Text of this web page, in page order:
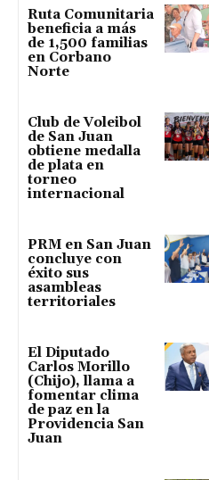
Ruta Comunitaria
beneficia a más
de 1,500 familias
en Corbano
Norte
Club de Voleibol
de San Juan
obtiene medalla
de plata en
torneo
internacional
PRM en San Juan
concluye con
éxito sus
asambleas
territoriales
El Diputado
Carlos Morillo
(Chijo), llama a
fomentar clima
de paz en la
Providencia San
Juan